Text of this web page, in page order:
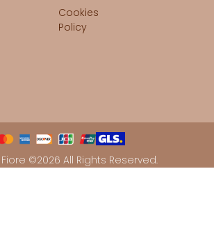
Cookies
Policy
©2026 All Rights Reserved.